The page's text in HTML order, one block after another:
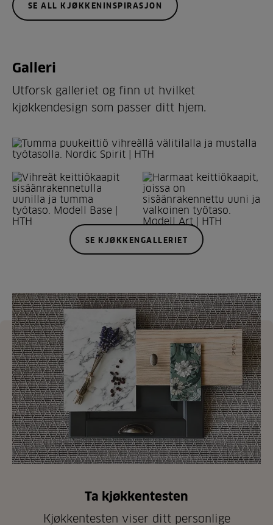
SE ALL KJØKKENINSPIRASJON
Galleri
Utforsk galleriet og finn ut hvilket
kjøkkendesign som passer ditt hjem.
SE KJØKKENGALLERIET
Ta kjøkkentesten
Kjøkkentesten viser ditt personlige